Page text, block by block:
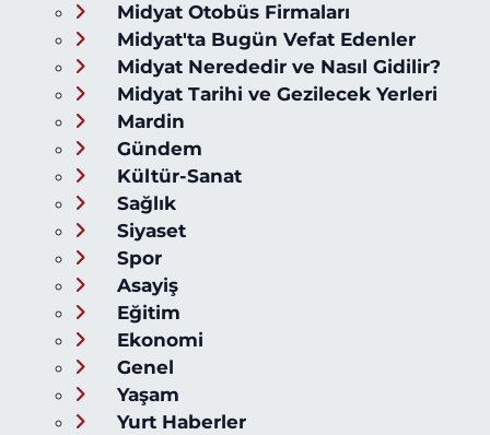
Midyat Otobüs Firmaları
Midyat'ta Bugün Vefat Edenler
Midyat Nerededir ve Nasıl Gidilir?
Midyat Tarihi ve Gezilecek Yerleri
Mardin
Gündem
Kültür-Sanat
Sağlık
Siyaset
Spor
Asayiş
Eğitim
Ekonomi
Genel
Yaşam
Yurt Haberler